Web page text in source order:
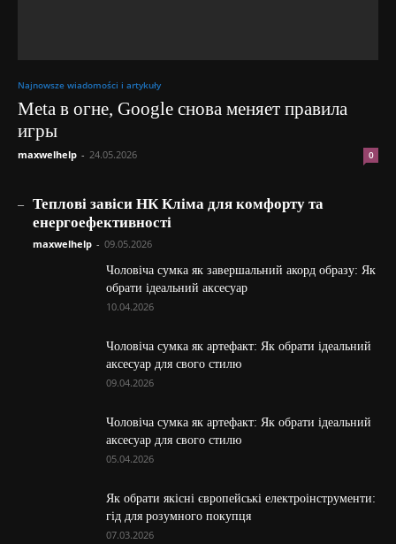
Najnowsze wiadomości i artykuły
Meta в огне, Google снова меняет правила
игры
maxwelhelp - 24.05.2026 0
Теплові завіси НК Кліма для комфорту та
енергоефективності
maxwelhelp - 09.05.2026
Чоловіча сумка як завершальний акорд образу: Як
обрати ідеальний аксесуар
10.04.2026
Чоловіча сумка як артефакт: Як обрати ідеальний
аксесуар для свого стилю
09.04.2026
Чоловіча сумка як артефакт: Як обрати ідеальний
аксесуар для свого стилю
05.04.2026
Як обрати якісні європейські електроінструменти:
гід для розумного покупця
07.03.2026